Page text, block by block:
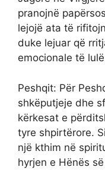
pranojnë
lejojë ata të
duke lejuar që
emocionale të
Peshqit: Për
shkëputjeje dhe
kërkesat e
tyre shpirtërore.
një kthim në
hyrjen e Hënës